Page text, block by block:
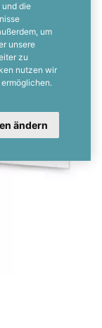
die
um
unsere
zu
nutzen wir
ändern